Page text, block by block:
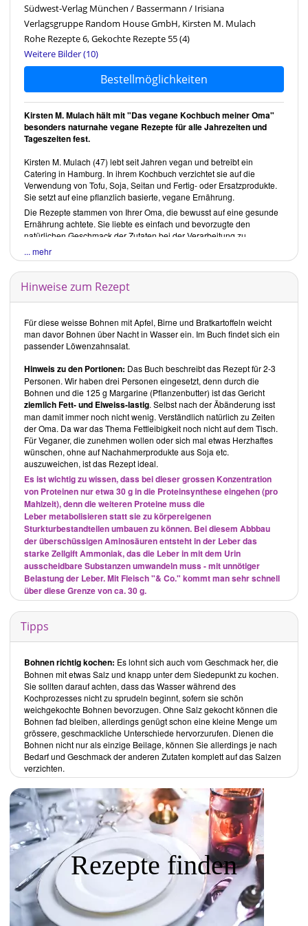
Südwest-Verlag München / Bassermann / Irisiana
Verlagsgruppe Random House GmbH, Kirsten M. Mulach
Rohe Rezepte 6, Gekochte Rezepte 55(4)
Weitere Bilder (10)
Bestellmöglichkeiten
Kirsten M. Mulach hält mit "Das vegane Kochbuch meiner Oma"
besonders naturnahe vegane Rezepte für alle Jahrezeiten und
Tageszeiten fest.
Kirsten M. Mulach (47) lebt seit Jahren vegan und betreibt ein
Catering in Hamburg. In ihrem Kochbuch verzichtet sie auf die
Verwendung von Tofu, Soja, Seitan und Fertig- oder Ersatzprodukte.
Sie setzt auf eine pflanzlich basierte, vegane Ernährung.
Die Rezepte stammen von Ihrer Oma, die bewusst auf eine gesunde
Ernährung achtete. Sie liebte es einfach und bevorzugte den
natürlichen Geschmack der Zutaten bei der Verarbeitung zu
belassen.
Als sie im Alter von 65 Jahren an Magenkrebs erkrankte, hat sie ihr
Essen umgestellt. Sie verwendete wenig Zucker und wenig
Pflanzenfett. Ihr Credo lautete,
Sie wurde 90 Jahre alt.
Inhalt des Buches
Die einfachen Rezepte sind in sieben Kategorien eingeteilt:
Frühstück
Mittagstisch
Salate
Hauptgerichte
Desserts
Kaffeezeit
Abendbrot
Rezepte
Die Autorin beginnt mit einem Vorwort, das sich dem veganen Essen,
dem Hof ihrer Grosseltern und der Lebenshaltung ihrer Oma widmet.
InMeine GeschichteschildertKirsten M. Mulachihren Weg zur
veganen Ernährung mit all seinen "Stolpersteinen". Denn auch vegan
kann man sich "falsch" ernähren. Besonders dann, so die Autorin,
wenn industrielle vegane Produkte zur Anwendung kommen.
Deshalb erstaunt wenig, dass man die im Buch verwendeten Zutaten
unter praktischer Anleitung gleich selbst herstellen kann. So etwa die
Suppenwürze, Gemüsebouillonoder Mandelmilch .
Frühstück
Tipps u.a. fürKonfitüren,Tee,Hefeteigoder auchObstsalatund
Bananenbrot
Rezept stehen, soll man auf Rohkostqualität achten, betont sie.
warmen Suppe, in den warmen Monaten mit unverarbeitetem
Frischobst.
Mittagstisch
Hier sind die Kapitel Salate und Hauptgerichte vereint. Zu jeder
Mahlzeit gehört bei ihr ein saisonaler Salat. Dazu ein Rezept für den
Kräuteressig, der sich durch frischen Zitronensaft ersetzen lässt. Bei
den Ölen weist sie auf Raps oder Olivenöl hin. Interessant: Aus
Löwenzahn kann man nicht nur Salat, sondern auch Sirup herstellen.
Desserts
Im Vordergrund sind frische Früchte. Diese können als erfrischendes
Sommer-Dessert durchaus zuerst im Tiefkühler gelagert gewesen
sein.
Kaffeezeit
Maultaschen,Kompott,Weihnachtskuchen oder Linzertorte um nur
einige Rezepte zu nennen. Als Belag dient die selber hergestellte
Marmelade
; die frischen oder gefrorenen Früchte kommen in das
Kompott. Den Teig stellt
Kirsten M. Mulach
frisch meist mit Weissmehl
Type 550 her. Es gibt auch Rezepte mit Kartoffeln, Griess und
Haferflocken. Leider weist sie nicht darauf hin, dass bei der
Erdbeertorte verwendete Zwieback ohne klare Hinweise immer Ei
... mehr
Hinweise zum Rezept
Für diese weisse Bohnen mit Apfel, Birne und Bratkartoffeln weicht
man davor Bohnen über Nacht in Wasser ein. Im Buch findet sich ein
passender Löwenzahnsalat.
Hinweis zu den Portionen: Das Buch beschreibt das Rezept für 2-3
Personen. Wir haben drei Personen eingesetzt, denn durch die
Bohnen und die 125 g Margarine (Pflanzenbutter) ist das Gericht
ziemlich Fett- und Eiweiss-lastig. Selbst nach der Äbänderung isst
man damit immer noch nicht wenig. Verständlich natürlich zu Zeiten
der Oma. Da war das Thema Fettleibigkeit noch nicht auf dem Tisch.
Für Veganer, die zunehmen wollen oder sich mal etwas Herzhaftes
wünschen, ohne auf Nachahmerprodukte aus Soja etc.
auszuweichen, ist das Rezept ideal.
Es ist wichtig zu wissen, dass bei dieser grossen Konzentration
von Proteinen nur etwa 30 g in die Proteinsynthese eingehen (pro
Mahlzeit), denn die weiteren Proteine muss die
Leber metabolisieren statt sie zu körpereigenen
Sturkturbestandteilen umbauen zu können. Bei diesem Abbbau
der überschüssigen Aminosäuren entsteht in der Leber das
starke Zellgift Ammoniak, das die Leber in mit dem Urin
ausscheidbare Substanzen umwandeln muss - mit unnötiger
Belastung der Leber. Mit Fleisch "& Co." kommt man sehr schnell
über diese Grenze von ca. 30 g.
Tipps
Bohnen richtig kochen: Es lohnt sich auch vom Geschmack her, die
Bohnen mit etwas Salz und knapp unter dem Siedepunkt zu kochen.
Sie sollten darauf achten, dass das Wasser während des
Kochprozesses nicht zu sprudeln beginnt, sofern sie schön
weichgekochte Bohnen bevorzugen. Ohne Salz gekocht können die
Bohnen fad bleiben, allerdings genügt schon eine kleine Menge um
grössere, geschmackliche Unterschiede hervorzurufen. Dienen die
Bohnen nicht nur als einzige Beilage, können Sie allerdings je nach
Bedarf und Geschmack der anderen Zutaten komplett auf das Salzen
verzichten.
Rezepte finden